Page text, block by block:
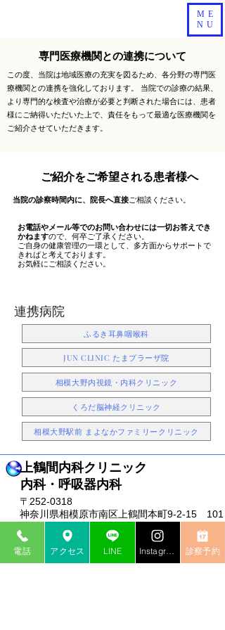
ME
NU
専門医療機関との連携について
この度、当院は地域医療の充実を図るため、各分野の専門医
療機関との連携を強化しております。 当院での診療の結果、
より専門的な検査や治療が必要と判断された場合には、患者
様にご納得いただいた上で、責任をもって最適な医療機関を
ご紹介させていただきます。
​ご紹介をご希望される患者様へ
当院の診察時間内に、院長へ直接ご相談ください。
お電話やメール等でのお問い合わせには一切お答えでき
かねますので、何卒ご了承ください。
ご自身の健康管理の一環として、多方面からサポートで
きればと考えております。
お気軽にご相談ください。
連携病院
ふるき耳鼻咽喉科
JUN CLINIC たまプラーザ院
相模大野内視鏡・内科クリニック
くろだ脳神経クリニック
相模大野駅前 まよなかファミリークリニック
TEL：042-705-1975
診療時間：9:00~12:30/14:00~17:30
上鶴間内科クリニック
​内科・呼吸器内科
〒252-0318
神奈川県相模原市南区上鶴間本町9-2-15 101
電話 アクセス LINE 診察予約